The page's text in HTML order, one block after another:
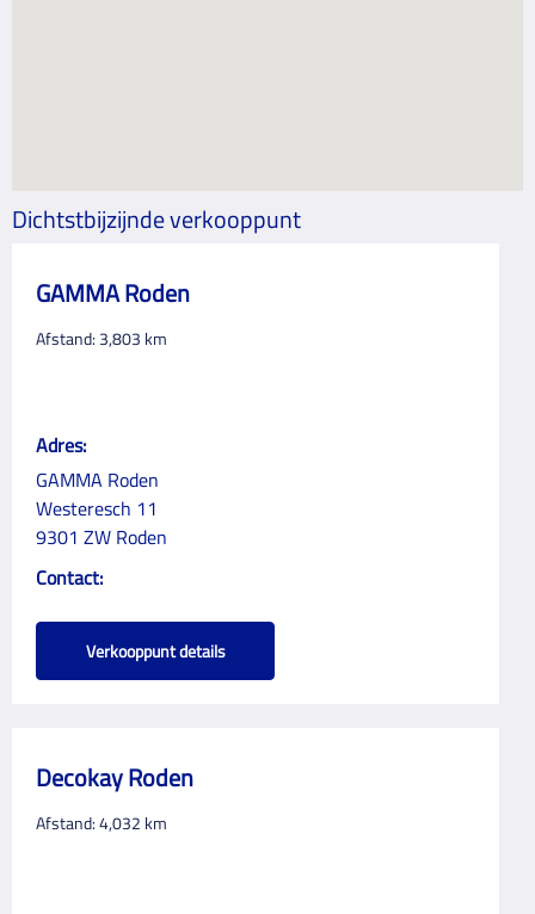
Dichtstbijzijnde verkooppunt
GAMMA Roden
Afstand: 3,803 km
Adres:
GAMMA Roden
Westeresch 11
9301 ZW Roden
Contact:
Verkooppunt details
Decokay Roden
Afstand:4,032 km